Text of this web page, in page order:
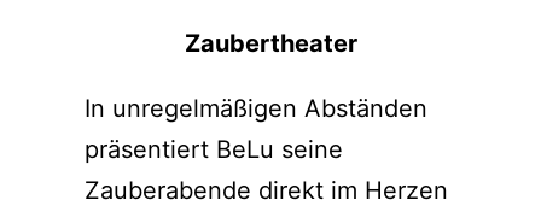
Zaubertheater
In unregelmäßigen Abständen
präsentiert BeLu seine
Zauberabende direkt im Herzen